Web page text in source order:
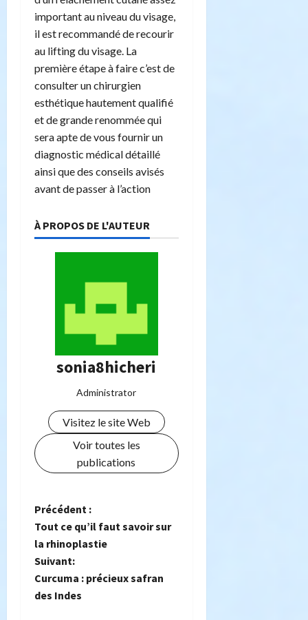
important au niveau du visage,
il est recommandé de recourir
au lifting du visage. La
première étape à faire c’est de
consulter un chirurgien
esthétique hautement qualifié
et de grande renommée qui
sera apte de vous fournir un
diagnostic médical détaillé
ainsi que des conseils avisés
avant de passer à l’action
À PROPOS DE L'AUTEUR
sonia8hicheri
Administrator
Visitez le site Web
Voir toutes les
publications
N
a
v
i
Précédent :
Tout ce qu’il faut savoir sur
la rhinoplastie
Suivant:
Curcuma : précieux safran
des Indes